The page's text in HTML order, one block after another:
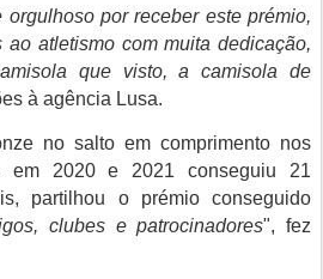
por receber este prémio,
atletismo com muita dedicação,
que visto, a camisola de
à agência Lusa.
no salto em comprimento nos
em 2020 e 2021 conseguiu 21
partilhou o prémio conseguido
clubes e patrocinadores", fez